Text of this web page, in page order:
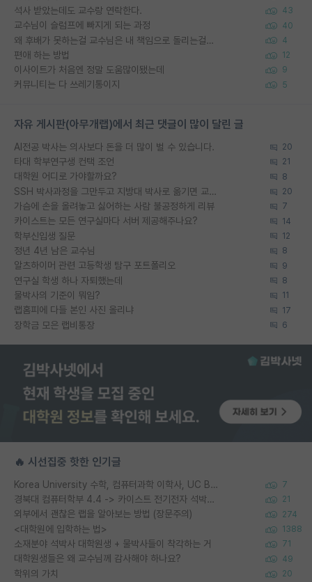
석사 받았는데도 교수랑 연락한다. 43
교수님이 슬럼프에 빠지게 되는 과정 40
왜 후배가 못하는걸 교수님은 내 책임으로 돌리는걸까요? 4
편애 하는 방법 12
이사이트가 처음엔 정말 도움많이됐는데 9
커뮤니티는 다 쓰레기통이지 5
자유 게시판(아무개랩)에서 최근 댓글이 많이 달린 글
AI전공 박사는 의사보다 돈을 더 많이 벌 수 있습니다. 20
타대 학부연구생 컨택 조언 21
대학원 어디로 가야할까요? 8
SSH 박사과정을 그만두고 지방대 박사로 옮기면 교수의 꿈은 끝일까요? 20
가슴에 손을 올려놓고 싫어하는 사람 불공정하게 리뷰 7
카이스트는 모든 연구실마다 서버 제공해주나요? 14
학부신입생 질문 12
정년 4년 남은 교수님 8
알츠하이머 관련 고등학생 탐구 포트폴리오 9
연구실 학생 하나 자퇴했는데 8
물박사의 기준이 뭐임? 11
랩홈피에 다들 본인 사진 올리냐 17
장학금 모은 랩비통장 6
🔥 시선집중 핫한 인기글
Korea University 수학, 컴퓨터과학 이학사, UC Berkeley 산업공학 대학원 공학박사가 되는 것은 쉽지 않겠죠? 7
경북대 컴퓨터학부 4.4 -> 카이스트 전기전자 석박사통합과정 합격 21
외부에서 괜찮은 랩을 알아보는 방법 (장문주의) 274
<대학원에 입학하는 법> 1388
소재분야 석박사 대학원생 + 물박사들이 착각하는 거 71
대학원생들은 왜 교수님께 감사해야 하나요? 49
학위의 가치 20